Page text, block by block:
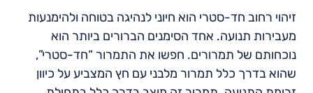
זיהוי רחוב חד-סטרי הוא חיוני לנהיגה בטוחה ולהימנעות
מעבירות תנועה. אחד הסימנים הברורים ביותר הוא
נוכחותם של תמרורים. חפשו את התמרור “חד-סטרי”,
שהוא בדרך כלל תמרור מלבני עם חץ המצביע על כיוון